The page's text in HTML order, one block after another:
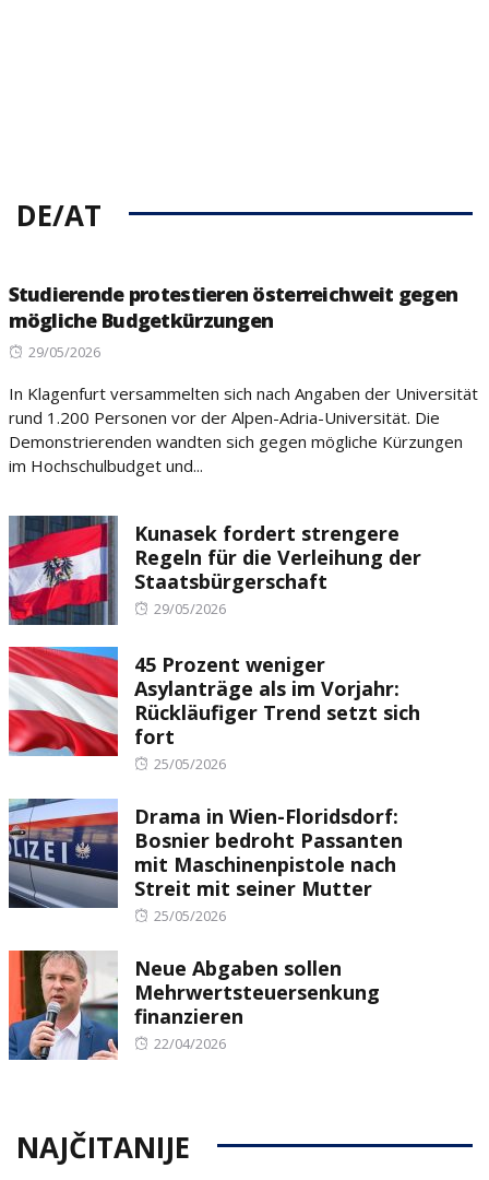
DE/AT
Studierende protestieren österreichweit gegen
mögliche Budgetkürzungen
Posted
29/05/2026
In Klagenfurt versammelten sich nach Angaben der Universität
rund 1.200 Personen vor der Alpen-Adria-Universität. Die
Demonstrierenden wandten sich gegen mögliche Kürzungen
im Hochschulbudget und...
Kunasek fordert strengere
Regeln für die Verleihung der
Staatsbürgerschaft
Posted
29/05/2026
45 Prozent weniger
Asylanträge als im Vorjahr:
Rückläufiger Trend setzt sich
fort
Posted
25/05/2026
Drama in Wien-Floridsdorf:
Bosnier bedroht Passanten
mit Maschinenpistole nach
Streit mit seiner Mutter
Posted
25/05/2026
Neue Abgaben sollen
Mehrwertsteuersenkung
finanzieren
Posted
22/04/2026
NAJČITANIJE